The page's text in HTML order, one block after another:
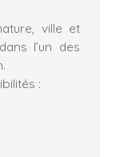
ville et
l’un des
: